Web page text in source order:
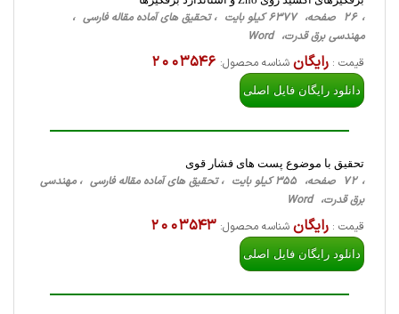
، 26 صفحه، 6377 کیلو بایت ، تحقیق های آماده مقاله فارسی ،
مهندسی برق قدرت، Word
قیمت : رایگانشناسه محصول: 2003546
دانلود رایگان فایل اصلی
تحقیق با موضوع پست های فشار قوی
، 72 صفحه، 355 کیلو بایت ، تحقیق های آماده مقاله فارسی ، مهندسی
برق قدرت، Word
قیمت : رایگانشناسه محصول: 2003543
دانلود رایگان فایل اصلی